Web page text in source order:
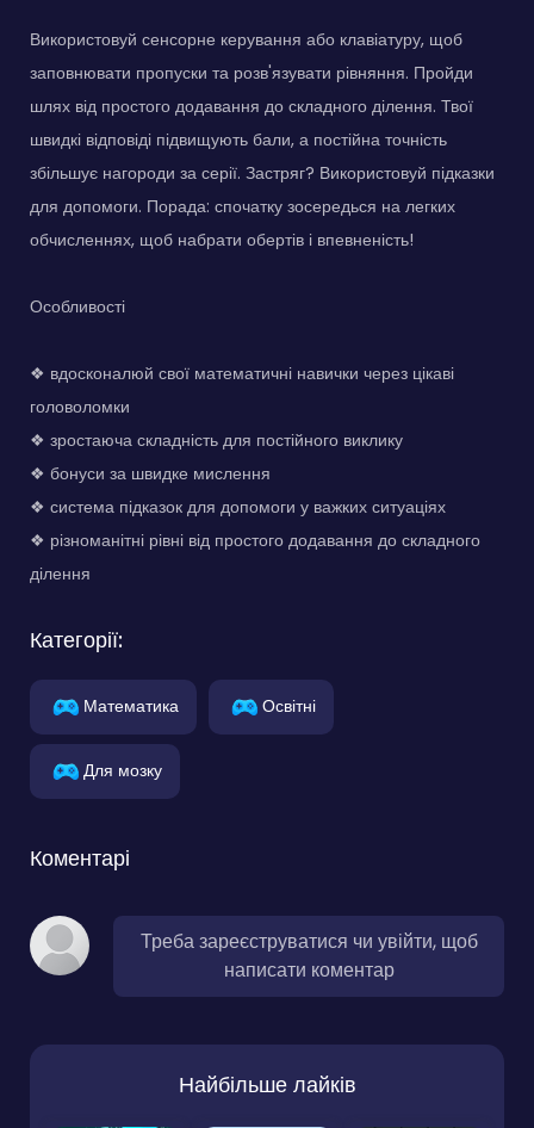
Використовуй сенсорне керування або клавіатуру, щоб
заповнювати пропуски та розв'язувати рівняння. Пройди
шлях від простого додавання до складного ділення. Твої
швидкі відповіді підвищують бали, а постійна точність
збільшує нагороди за серії. Застряг? Використовуй підказки
для допомоги. Порада: спочатку зосередься на легких
обчисленнях, щоб набрати обертів і впевненість!
Особливості
❖ вдосконалюй свої математичні навички через цікаві
головоломки
❖ зростаюча складність для постійного виклику
❖ бонуси за швидке мислення
❖ система підказок для допомоги у важких ситуаціях
❖ різноманітні рівні від простого додавання до складного
ділення
Категорії:
Математика Освітні
Для мозку
Коментарі
Треба зареєструватися чи увійти, щоб
написати коментар
Найбільше лайків